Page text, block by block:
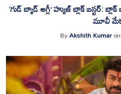
‘గుడ్ బ్యాడ్ అగ్లీ’ హ్యుజ్ బ్లాక్ బస్టర్:
మూవీ
ByAkshith Kumaron